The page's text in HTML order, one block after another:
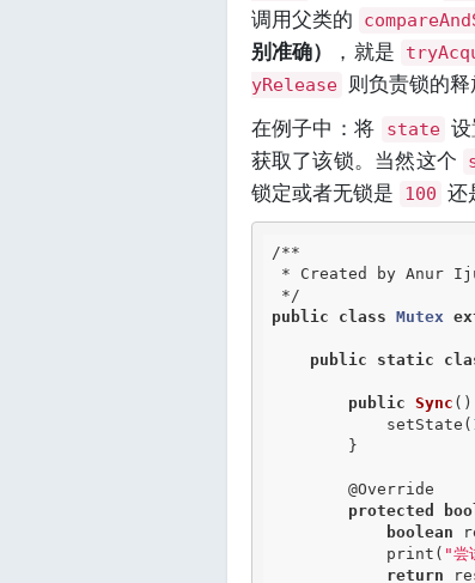
调用父类的
别准确）
，就是
yRelease
则负责锁的释
在例子中：将
state
获取了该锁。当然这个
锁定或者无锁是
100 还
/**
*/
public
class Mutex
public static
public Sync
            setState(
@Override
protected
boolean
            print(
"尝
return